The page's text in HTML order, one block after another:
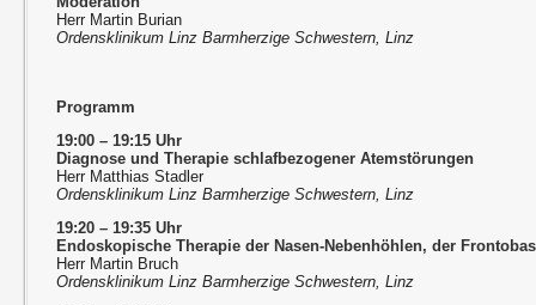
Herr Martin Burian
Ordensklinikum Linz Barmherzige Schwestern, Linz
Programm
19:00 – 19:15 Uhr
Diagnose und Therapie schlafbezogener Atemstörungen
Herr Matthias Stadler
Ordensklinikum Linz Barmherzige Schwestern, Linz
19:20 – 19:35 Uhr
Endoskopische Therapie der Nasen-Nebenhöhlen, der
Herr Martin Bruch
Ordensklinikum Linz Barmherzige Schwestern, Linz